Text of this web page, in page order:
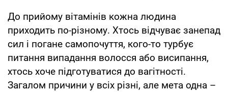
До прийому вітамінів кожна людина
приходить по-різному. Хтось відчуває занепад
сил і погане самопочуття, кого-то турбує
питання випадання волосся або висипання,
хтось хоче підготуватися до вагітності.
Загалом причини у всіх різні, але мета одна –